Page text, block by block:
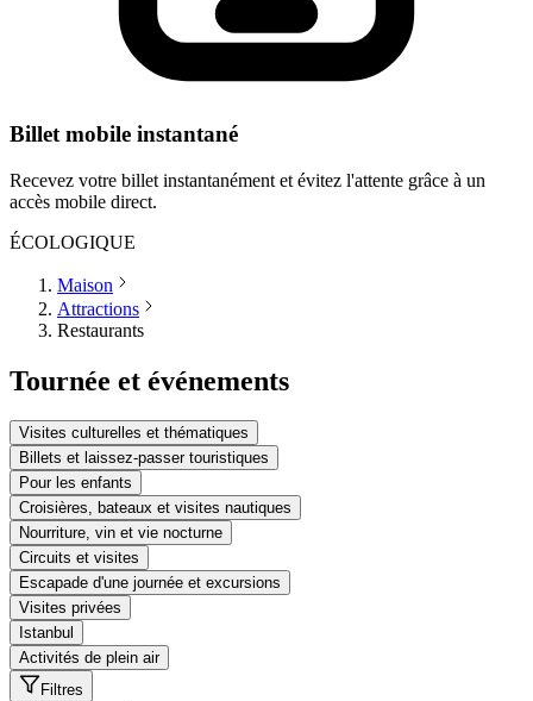
Billet mobile instantané
Recevez votre billet instantanément et évitez l'attente grâce à un
accès mobile direct.
ÉCOLOGIQUE
Maison
Attractions
Restaurants
Tournée et événements
Visites culturelles et thématiques
Billets et laissez-passer touristiques
Pour les enfants
Croisières, bateaux et visites nautiques
Nourriture, vin et vie nocturne
Circuits et visites
Escapade d'une journée et excursions
Visites privées
Istanbul
Activités de plein air
Filtres